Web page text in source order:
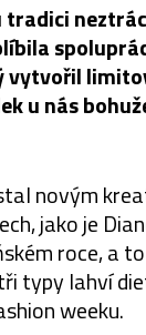
vytvořil
u nás
novým
jako je
roce, a
typy lahví
weeku.